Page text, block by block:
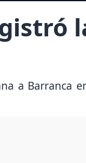
a Barranca